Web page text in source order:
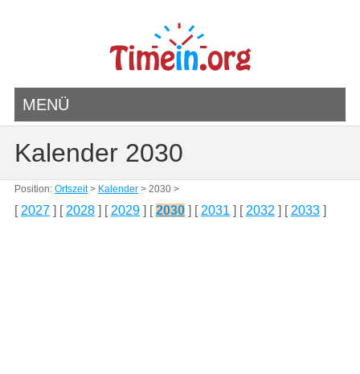
MENÜ
Kalender 2030
Position: Ortszeit> Kalender> 2030 >
[ 2027] [ 2028] [ 2029] [2030] [ 2031 ] [ 2032 ] [ 2033]